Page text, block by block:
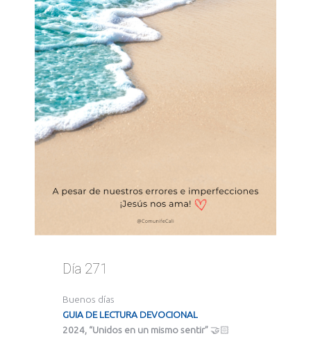
Día 271
Buenos días
GUIA DE LECTURA DEVOCIONAL
2024, “Unidos en un mismo sentir” 🤝🏻